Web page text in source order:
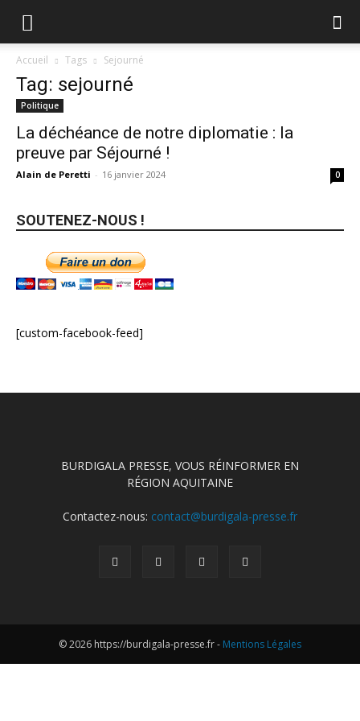
Accueil Tags Sejourné
Tag: sejourné
Politique
La déchéance de notre diplomatie : la
preuve par Séjourné !
Alain de Peretti - 16 janvier 2024 0
SOUTENEZ-NOUS !
[custom-facebook-feed]
BURDIGALA PRESSE, VOUS RÉINFORMER EN
RÉGION AQUITAINE
Contactez-nous: contact@burdigala-presse.fr
© 2026 https://burdigala-presse.fr - Mentions Légales